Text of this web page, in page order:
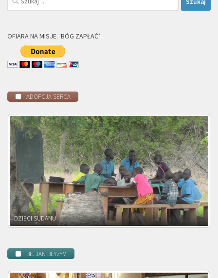
OFIARA NA MISJE. 'BÓG ZAPŁAĆ’
ADOPCJA SERCA
DZIECI ZAMBII
BŁ. JAN BEYZYM